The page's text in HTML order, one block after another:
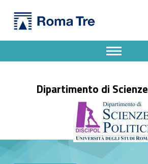
Contatti - Dipartimento di Scienze Politiche
Dipartimento di
Apri il menu secondario
Header info sidebar